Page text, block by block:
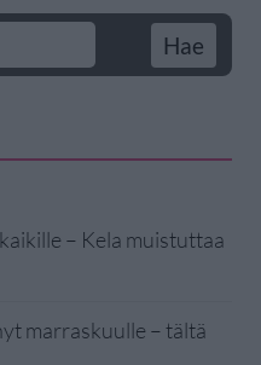
– Kela muistuttaa
marraskuulle – tältä